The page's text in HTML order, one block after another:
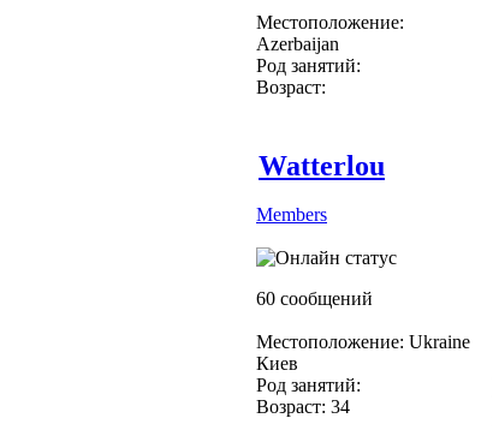
Местоположение:
Azerbaijan
Род занятий:
Возраст:
Watterlou
Members
60 сообщений
Местоположение: Ukraine
Киев
Род занятий:
Возраст: 34